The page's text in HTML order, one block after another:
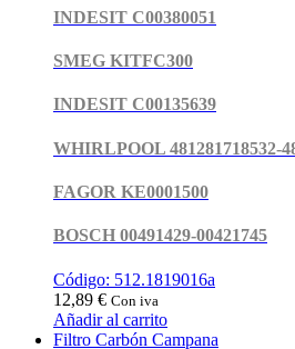
INDESIT C00380051
SMEG KITFC300
INDESIT C00135639
WHIRLPOOL 481281718532-
FAGOR KE0001500
BOSCH 00491429-00421745
Código: 512.1819016a
12,89 € Con iva
Añadir al carrito
Filtro Carbón Campana